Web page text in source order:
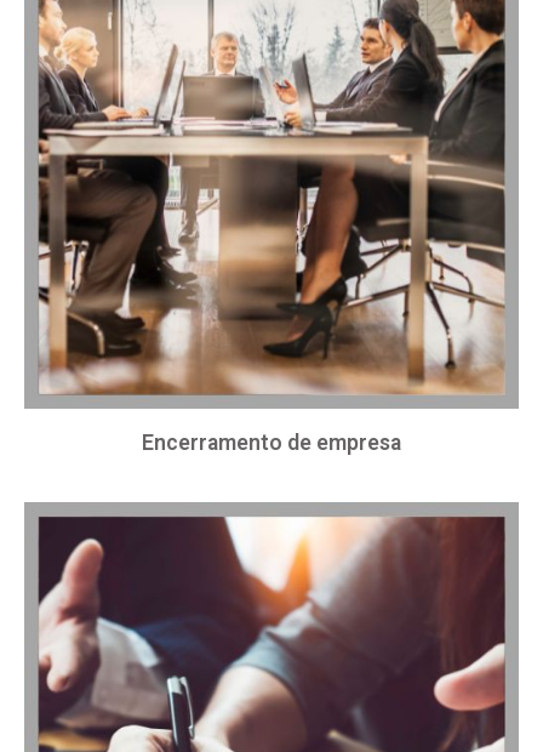
Encerramento de empresa